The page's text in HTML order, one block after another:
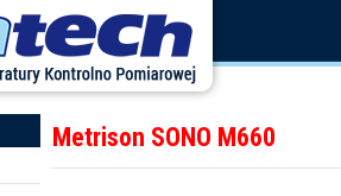
Metrison SONO M660